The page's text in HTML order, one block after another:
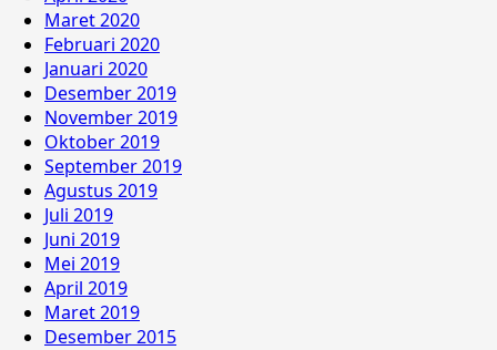
Maret 2020
Februari 2020
Januari 2020
Desember 2019
November 2019
Oktober 2019
September 2019
Agustus 2019
Juli 2019
Juni 2019
Mei 2019
April 2019
Maret 2019
Desember 2015